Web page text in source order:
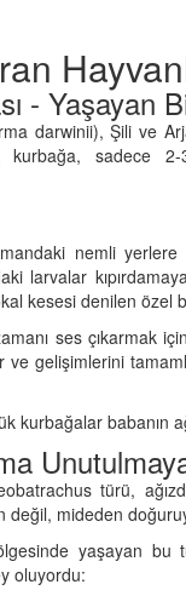
- Yaşayan
darwinii), Şili ve
kurbağa, sadece
nemli
larvalar
kesesi denilen özel
ses çıkarmak
gelişimlerini
kurbağalar babanın
türü,
değil, mideden
yaşayan
oluyordu:
Erken Uyarı
Hayvanlar
Bombaya
12.01.2026
Maymun
Firar:
Terk Eden
09.01.2026